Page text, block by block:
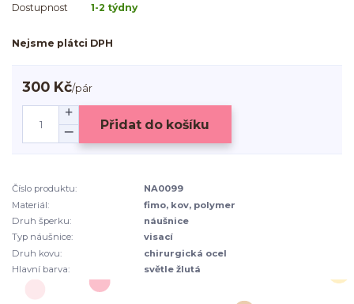
Dostupnost 1-2 týdny
Nejsme plátci DPH
300 Kč/pár
Přidat do košíku
Číslo produktu:
NA0099
Materiál:
fimo, kov, polymer
Druh šperku:
náušnice
Typ náušnice:
visací
Druh kovu:
chirurgická ocel
Hlavní barva:
světle žlutá